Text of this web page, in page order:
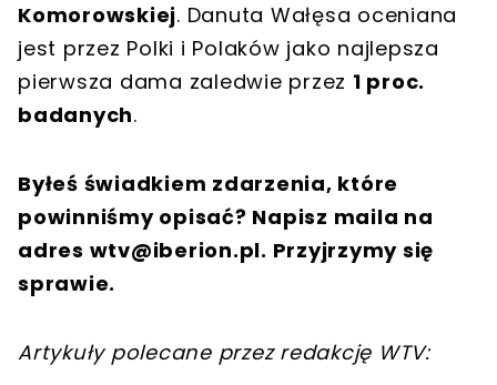
Komorowskiej. Danuta Wałęsa oceniana
jest przez Polki i Polaków jako najlepsza
pierwsza dama zaledwie przez 1 proc.
badanych.
Byłeś świadkiem zdarzenia, które
powinniśmy opisać? Napisz maila na
adres wtv@iberion.pl. Przyjrzymy się
sprawie.
Artykuły polecane przez redakcję WTV: